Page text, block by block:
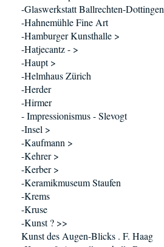
-Glaswerkstatt Ballrechten-Dottingen
-Hahnemühle Fine Art
-Hamburger Kunsthalle >
-Hatjecantz - >
-Haupt >
-Helmhaus Zürich
-Herder
-Hirmer
- Impressionismus - Slevogt
-Insel >
-Kaufmann >
-Kehrer >
-Kerber >
-Keramikmuseum Staufen
-Krems
-Kruse
-Kunst ? >>
Kunst des Augen-Blicks . F. Haag